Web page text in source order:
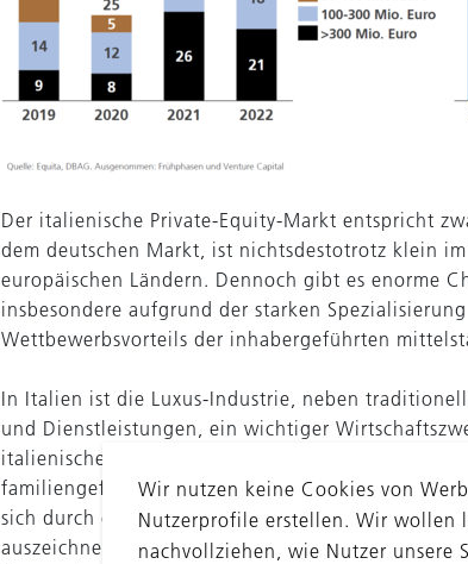
Der italienische Private-Equity-Markt entspricht
dem deutschen Markt, ist nichtsdestotrotz klein
europäischen Ländern. Dennoch gibt es enorme
insbesondere aufgrund der starken
Wettbewerbsvorteils der inhabergeführten
In Italien ist die Luxus-Industrie, neben
und Dienstleistungen, ein wichtiger
italienische Handwerkskunst und Exzellenz. Viele
familiengeführt und haben sich auf bestimmte
sich durch eine über historisch gewachsene und
auszeichnen. Ein Beispiel für den Bereich Industry
Wir nutzen keine Cookies von
Nutzerprofile erstellen. Wir wollen
nachvollziehen, wie Nutzer unsere